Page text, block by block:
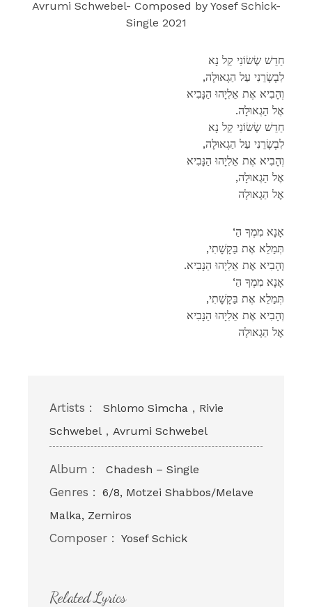
Avrumi Schwebel- Composed by Yosef Schick-
Single 2021
חַדֵשׁ שְׂשׂוֹנִי קֵל נָא
,לִבְשָׂרֵנִי עַל הַגְאוּלָה
וְהָבִיא אֶת אֵלִיָהוּ הַנָּבִיא
.אֶל הַגְאוּלָה
חַדֵשׁ שְׂשׂוֹנִי קֵל נָא
,לִבְשָׂרֵנִי עַל הַגְאוּלָה
וְהָבִיא אֶת אֵלִיָהוּ הַנָּבִיא
,אֶל הַגְאוּלָה
אֶל הַגְאוּלָה
‘אָנָא מִמְךָ הַ
,תְּמַלֵא אֶת בַּקָשָׁתִי
.וְהָבִיא אֶת אֵלִיָהוּ הַנָבִיא
‘אָנָא מִמְךָ הַ
,תְּמַלֵא אֶת בַּקָשָׁתִי
וְהָבִיא אֶת אֵלִיָהוּ הַנָבִיא
אֶל הַגְאוּלָה
Artists : Shlomo Simcha , Rivie
Schwebel , Avrumi Schwebel
Album : Chadesh – Single
Genres : 6/8, Motzei Shabbos/Melave
Malka, Zemiros
Composer : Yosef Schick
Related Lyrics